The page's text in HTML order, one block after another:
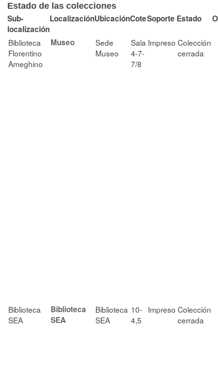
Estado de las colecciones
Sub-
localización
LocalizaciónUbicaciónCoteSoporte Estado
Biblioteca
Florentino
Ameghino
Museo
Sede
Museo
Sala
4-7-
7/8
Impreso Colección
cerrada
Biblioteca
SEA
Biblioteca
SEA
Biblioteca
SEA
10-
4,5
Impreso Colección
cerrada